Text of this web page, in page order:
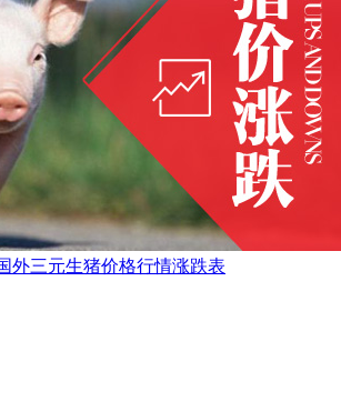
外三元生猪价格行情涨跌表